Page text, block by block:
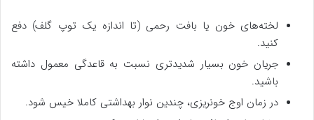
لخته‌های خون یا بافت رحمی (تا اندازه یک توپ گلف) دفع
کنید.
جریان خون بسیار شدیدتری نسبت به قاعدگی معمول داشته
باشید.
در زمان اوج خونریزی، چندین نوار بهداشتی کاملا خیس شود.